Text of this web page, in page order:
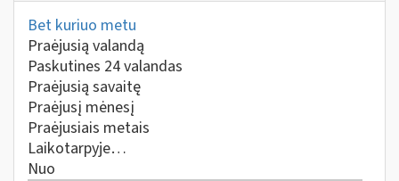
Bet kuriuo metu
Praėjusią valandą
Paskutines 24 valandas
Praėjusią savaitę
Praėjusį mėnesį
Praėjusiais metais
Laikotarpyje…
Nuo